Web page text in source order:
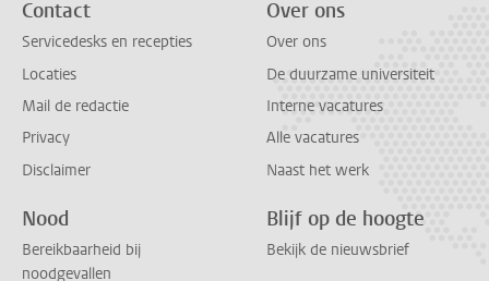
Contact
Servicedesks en recepties
Locaties
Mail de redactie
Privacy
Disclaimer
Over ons
Over ons
De duurzame universiteit
Interne vacatures
Alle vacatures
Naast het werk
Nood
Bereikbaarheid bij
noodgevallen
Blijf op de hoogte
Bekijk de nieuwsbrief